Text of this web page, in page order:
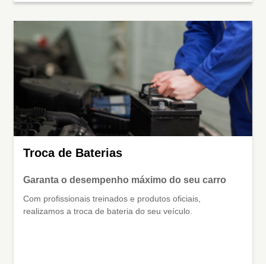
Troca de Baterias
Garanta o desempenho máximo do seu carro
Com profissionais treinados e produtos oficiais,
realizamos a troca de bateria do seu veículo.